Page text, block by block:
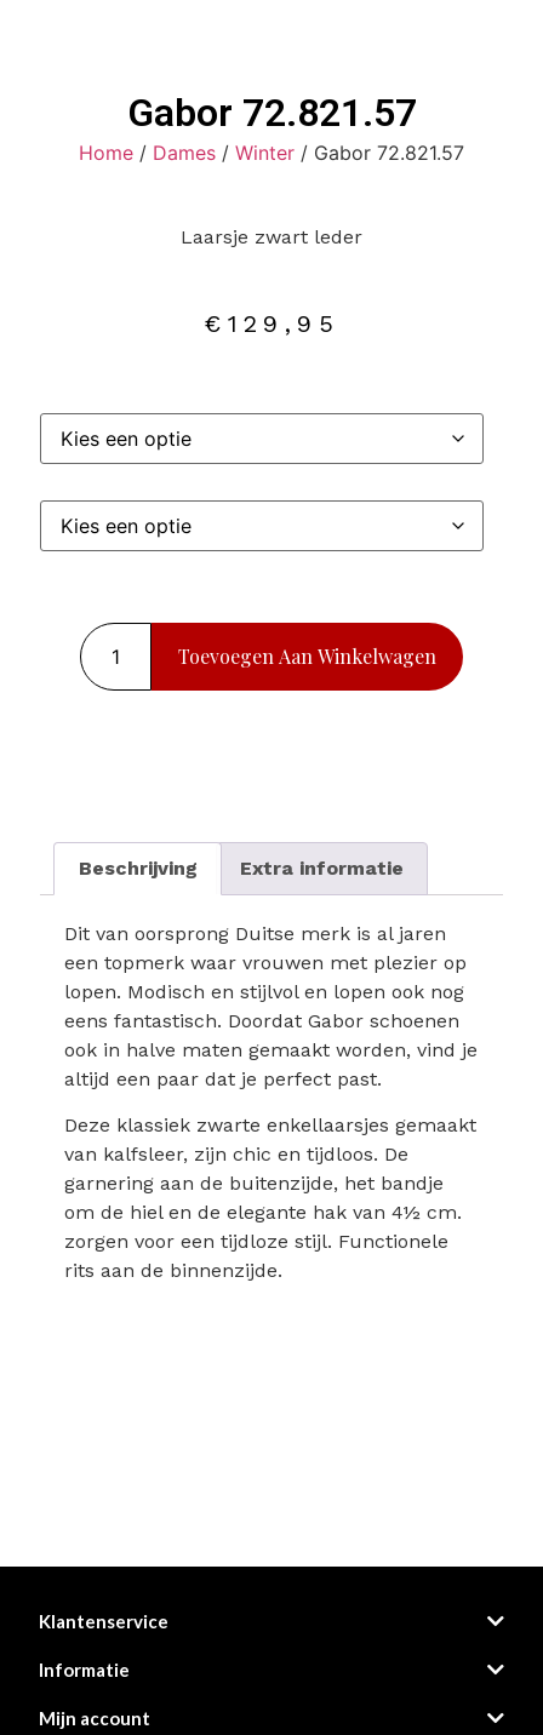
Gabor 72.821.57
Home / Dames / Winter / Gabor 72.821.57
Laarsje zwart leder
€ 129,95
Toevoegen Aan Winkelwagen
Beschrijving Extra informatie
Dit van oorsprong Duitse merk is al jaren
een topmerk waar vrouwen met plezier op
lopen. Modisch en stijlvol en lopen ook nog
eens fantastisch. Doordat Gabor schoenen
ook in halve maten gemaakt worden, vind je
altijd een paar dat je perfect past.
Deze klassiek zwarte enkellaarsjes gemaakt
van kalfsleer, zijn chic en tijdloos. De
garnering aan de buitenzijde, het bandje
om de hiel en de elegante hak van 4½ cm.
zorgen voor een tijdloze stijl. Functionele
rits aan de binnenzijde.
Klantenservice
Informatie
Mijn account